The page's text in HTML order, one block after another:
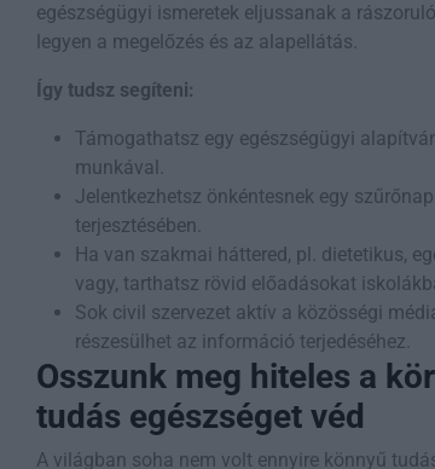
egészségügyi ismeretek eljussanak a
legyen a megelőzés és az alapellátás.
Így tudsz segíteni:
Támogathatsz egy egészségügyi
munkával.
Jelentkezhetsz önkéntesnek egy
terjesztésében.
Ha van szakmai háttered, pl. dietetikus,
vagy, tarthatsz rövid előadásokat
Sok civil szervezet aktív a közösségi
részesülhet az információ terjedéséhez.
Osszunk meg hiteles a
tudás egészséget véd
A világban soha nem volt ennyire könnyű